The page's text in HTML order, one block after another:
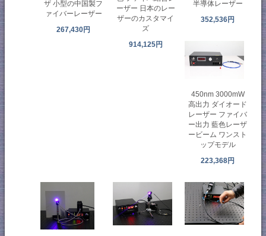
ザ 小型の中国製フ
ァイバーレーザー
267,430円
ーザー 日本のレー
ザーのカスタマイ
ズ
914,125円
半導体レーザー
352,536円
450nm 3000mW
高出力 ダイオード
レーザー ファイバ
ー出力 藍色レーザ
ービーム ワンスト
ップモデル
223,368円